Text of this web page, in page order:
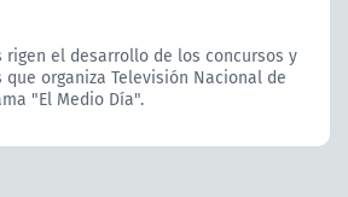
rigen el desarrollo de los concursos y
organiza Televisión Nacional de
"El Medio Día".